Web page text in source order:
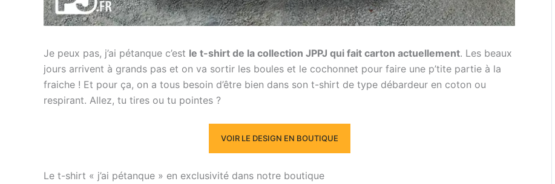
Je peux pas, j’ai pétanque c’est le t-shirt de la collection JPPJ qui fait carton actuellement. Les beaux
jours arrivent à grands pas et on va sortir les boules et le cochonnet pour faire une p’tite partie à la
fraiche ! Et pour ça, on a tous besoin d’être bien dans son t-shirt de type débardeur en coton ou
respirant. Allez, tu tires ou tu pointes ?
VOIR LE DESIGN EN BOUTIQUE
Le t-shirt « j’ai pétanque » en exclusivité dans notre boutique